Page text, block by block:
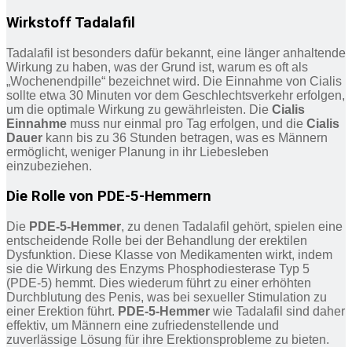
Wirkstoff Tadalafil
Tadalafil ist besonders dafür bekannt, eine länger anhaltende
Wirkung zu haben, was der Grund ist, warum es oft als
„Wochenendpille“ bezeichnet wird. Die Einnahme von Cialis
sollte etwa 30 Minuten vor dem Geschlechtsverkehr erfolgen,
um die optimale Wirkung zu gewährleisten. Die Cialis
Einnahme muss nur einmal pro Tag erfolgen, und die Cialis
Dauer kann bis zu 36 Stunden betragen, was es Männern
ermöglicht, weniger Planung in ihr Liebesleben
einzubeziehen.
Die Rolle von PDE-5-Hemmern
Die PDE-5-Hemmer, zu denen Tadalafil gehört, spielen eine
entscheidende Rolle bei der Behandlung der erektilen
Dysfunktion. Diese Klasse von Medikamenten wirkt, indem
sie die Wirkung des Enzyms Phosphodiesterase Typ 5
(PDE-5) hemmt. Dies wiederum führt zu einer erhöhten
Durchblutung des Penis, was bei sexueller Stimulation zu
einer Erektion führt. PDE-5-Hemmer wie Tadalafil sind daher
effektiv, um Männern eine zufriedenstellende und
zuverlässige Lösung für ihre Erektionsprobleme zu bieten.